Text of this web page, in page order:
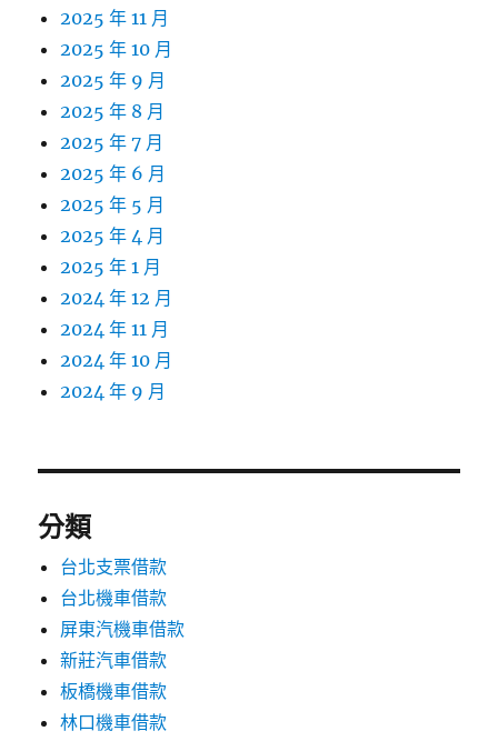
2025 年 11 月
2025 年 10 月
2025 年 9 月
2025 年 8 月
2025 年 7 月
2025 年 6 月
2025 年 5 月
2025 年 4 月
2025 年 1 月
2024 年 12 月
2024 年 11 月
2024 年 10 月
2024 年 9 月
分類
台北支票借款
台北機車借款
屏東汽機車借款
新莊汽車借款
板橋機車借款
林口機車借款